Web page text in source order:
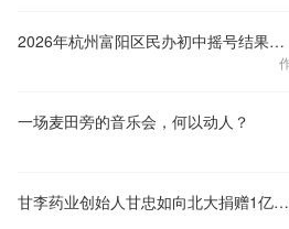
2026年杭州富阳区民办初中摇号结果汇总
一场麦田旁的音乐会，何以动人？
甘李药业创始人甘忠如向北大捐赠1亿元：用科研成就 点亮下一个百年